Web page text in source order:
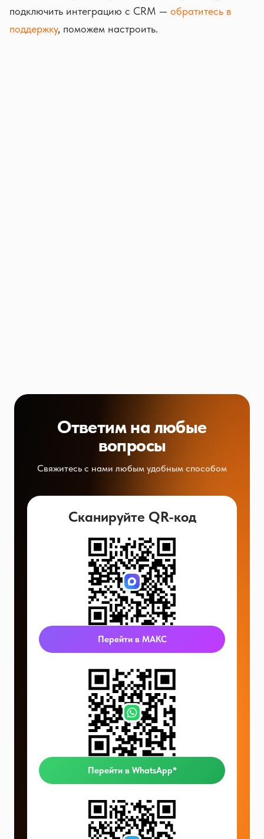
подключить интеграцию с CRM — обратитесь в
поддержку, поможем настроить.
Ответим на любые
вопросы
Свяжитесь с нами любым удобным способом
Сканируйте QR-код
Перейти в МАКС
Перейти в WhatsApp*